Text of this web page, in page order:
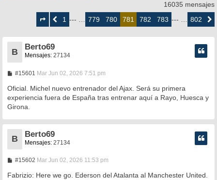
16035 mensajes
deAnterior1 --- … 779 780 781 782 783 --- … 802
B
Berto69
Mensajes: 27134
#15601 M
n
s
a
Mar Jun 02, 2026 7:51 pm
Oficial. Michel nuevo entrenador del Ajax. Será su primera
experiencia fuera de España tras entrenar aquí a Rayo, Huesca y
Girona.
B
Berto69
Mensajes: 27134
#15602M
n
Mar Jun 02, 2026 11:53 pm
Fabrizio: Here we go. Ederson del Atalanta al Manchester United.